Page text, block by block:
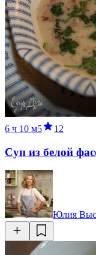
6 ч 10 м5 12
Суп из белой
Юлия